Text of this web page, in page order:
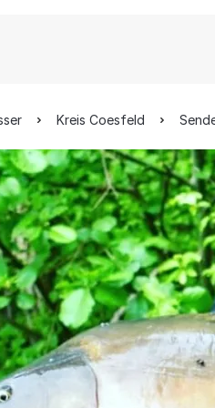
Kreis Coesfeld